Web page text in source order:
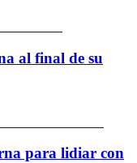
al final de su
para lidiar con